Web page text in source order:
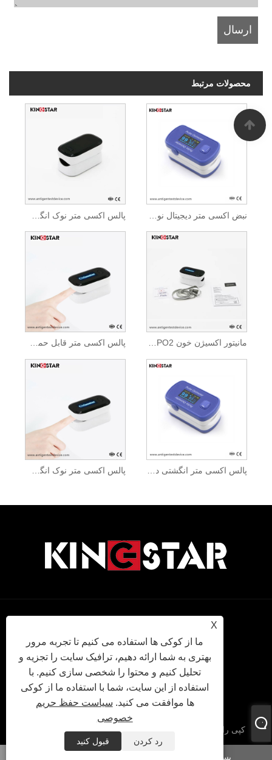
محصولات مرتبط
پالس اکسی متر قابل حمل نوک انگشت مانیتور اکسیژن خون SPO2 پالس اکسی متر سر انگشتی
پالس اکسی متر نوک انگشت پالس اکسی متر انگشتی دیجیتال قابل شارژ
X
ما از کوکی ها استفاده می کنیم تا تجربه مرور
بهتری به شما ارائه دهیم، ترافیک سایت را تجزیه و
تحلیل کنیم و محتوا را شخصی سازی کنیم. با
استفاده از این سایت، شما با استفاده ما از کوکی
ها موافقت می کنید. سیاست حفظ حریم
خصوصی
رد کردن
قبول کنید
پست الکترونیک
کپی رایت © 2022 KINGSTAR INC کلیه حقوق محفوظ است.